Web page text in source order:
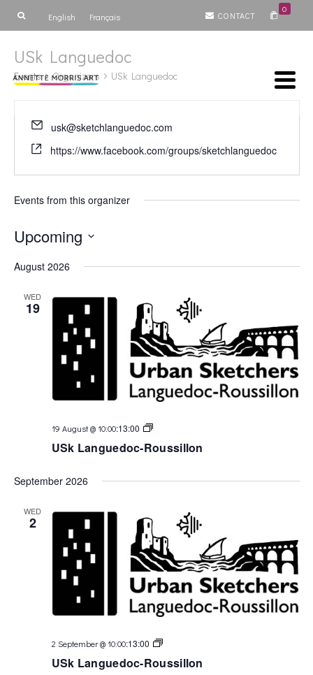
English Français CONTACT
0
USk Languedoc
Events Organizers USk Languedoc
usk@sketchlanguedoc.com
https://www.facebook.com/groups/sketchlanguedoc
Events from this organizer
Upcoming
date.
August 2026
WED
19
19 August @ 10:00:13:00
USk
USk Languedoc-Roussillon
September 2026
WED
2
2 September @ 10:00:13:00
USk
USk Languedoc-Roussillon